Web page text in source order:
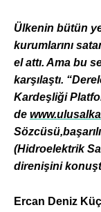
Ülkenin bütün
kurumlarını
el attı. Ama bu
karşılaştı.
Kardeşliği
de
(Hidroelektrik
direnişini
Ercan Deniz